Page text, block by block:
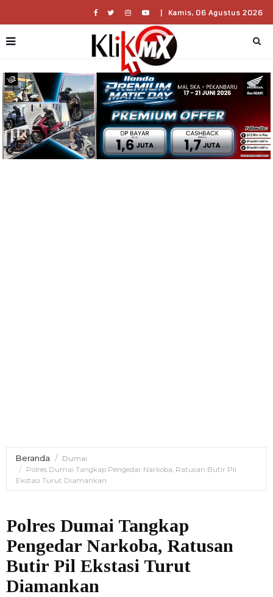
| Kamis, 06 Agustus 2026
Beranda
Dumai
Polres Dumai Tangkap Pengedar Narkoba, Ratusan Butir Pil
Ekstasi Turut Diamankan
Polres Dumai Tangkap
Pengedar Narkoba, Ratusan
Butir Pil Ekstasi Turut
Diamankan